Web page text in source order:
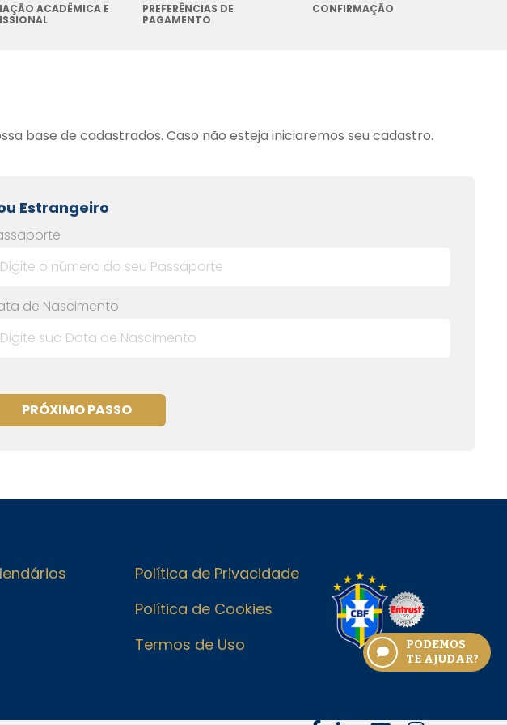
ACADÊMICA E
PREFERÊNCIAS DE
PAGAMENTO
CONFIRMAÇÃO
base de cadastrados. Caso não esteja iniciaremos seu cadastro.
Estrangeiro
de Nascimento
PRÓXIMO PASSO
Política de Privacidade
Política de Cookies
Termos de Uso
PODEMOS
TE AJUDAR?